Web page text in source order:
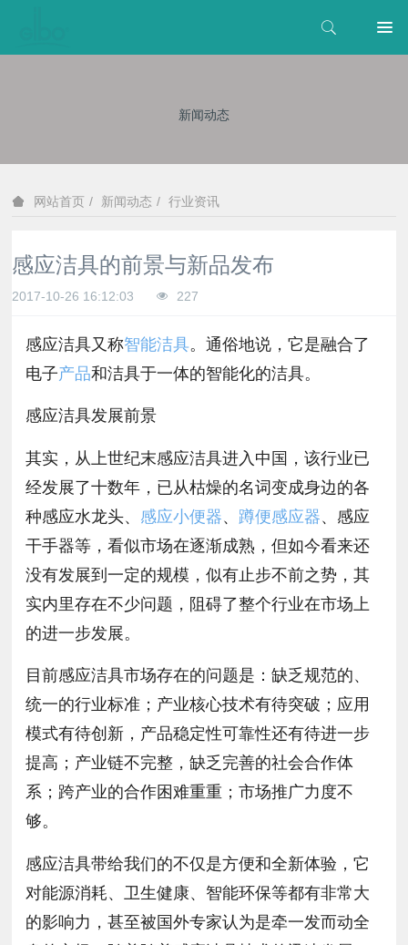
新闻动态
网站首页 新闻动态 行业资讯
感应洁具的前景与新品发布
2017-10-26 16:12:03 227
感应洁具又称智能洁具。通俗地说，它是融合了
电子产品和洁具于一体的智能化的洁具。
感应洁具发展前景
其实，从上世纪末感应洁具进入中国，该行业已
经发展了十数年，已从枯燥的名词变成身边的各
种感应水龙头、 感应小便器、 蹲便感应器、感应
干手器等，看似市场在逐渐成熟，但如今看来还
没有发展到一定的规模，似有止步不前之势，其
实内里存在不少问题，阻碍了整个行业在市场上
的进一步发展。
目前感应洁具市场存在的问题是：缺乏规范的、
统一的行业标准；产业核心技术有待突破；应用
模式有待创新，产品稳定性可靠性还有待进一步
提高；产业链不完整，缺乏完善的社会合作体
系；跨产业的合作困难重重；市场推广力度不
够。
感应洁具带给我们的不仅是方便和全新体验，它
对能源消耗、卫生健康、智能环保等都有非常大
的影响力，甚至被国外专家认为是牵一发而动全